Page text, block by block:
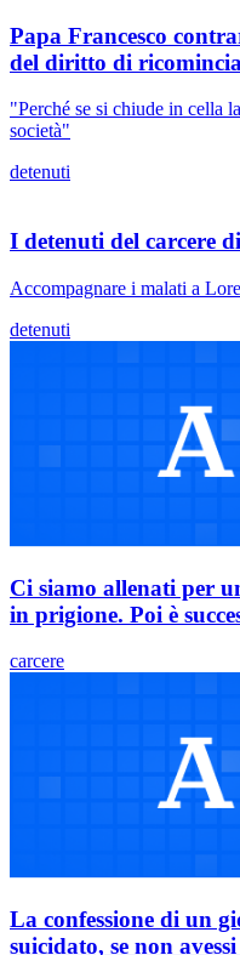
Papa Francesco
del diritto di
"Perché se si chiude in cella
società"
detenuti
I detenuti del carcere
Accompagnare i malati a
detenuti
Ci siamo allenati per
in prigione. Poi è
carcere
La confessione di un
suicidato, se non